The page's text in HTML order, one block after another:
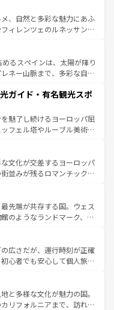
、自然と多彩な魅力にあふ
ィレンツェのルネッサンス
風景やアマルフィ海岸の絶
。観光の合間には、本場の
リア料理を堪能することも
られない旅をしてみよう！
るスペインは、太陽が降り
ネー山脈まで、多彩な自然
的なフラメンコ、熱気あふ
スが生活の一部となってい
た雰囲気や、バルセロナの
では古代ローマ遺跡や中世
が異なるスペインはその個
訪れる人を魅了する。 なお、新着のスペイン情報は コ
。
ガイド・有名観光スポ
魅了し続けるヨーロッパ屈
フェル塔やルーブル美術館
。華麗な宮殿、歴史的な大
かな自然が、訪れる者を心
は美食の国としても知ら
るランス、プロヴァンスの
彩な楽しみ方が可能だ。さ
が溢れており、どの街角に
で全く異なる文化を体験で
のフランス情報はコンテンツ一覧
文化が交差するヨーロッパ
並みが残るロマンチック街
ても飽きることがない。ベ
ン州のアルプスの絶景、そ
いった風景は必見。ビール
い。 なお、新着の
を参照してほしい。
先端が共存する国。ウェス
のようなランドマーク、歴
また、優雅なアフタヌーン
ない英国パブ、サッカー観
体験も豊富。イギリスを旅
広さだが、運行時刻が正確
心者でも安心して個人旅行
イスならではのユニークな
けでなく町歩きも満喫する
いため物価も高いが、旅行
と多様な文化が魅力の国。
リフォルニアまで、訪れる